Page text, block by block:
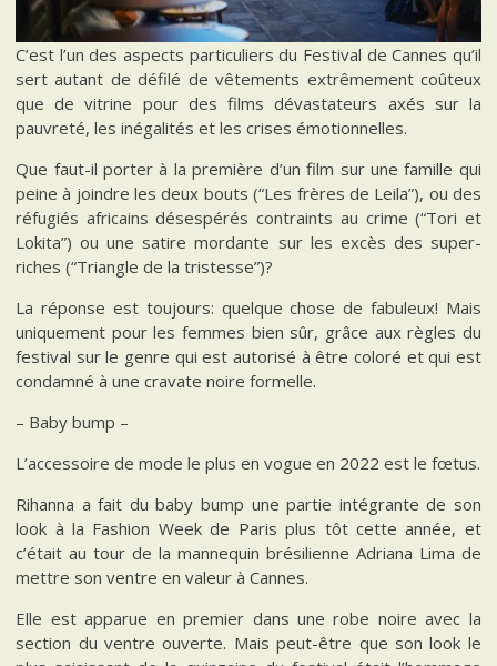
C’est l’un des aspects particuliers du Festival de Cannes qu’il
sert autant de défilé de vêtements extrêmement coûteux
que de vitrine pour des films dévastateurs axés sur la
pauvreté, les inégalités et les crises émotionnelles.
Que faut-il porter à la première d’un film sur une famille qui
peine à joindre les deux bouts (“Les frères de Leila”), ou des
réfugiés africains désespérés contraints au crime (“Tori et
Lokita”) ou une satire mordante sur les excès des super-
riches (“Triangle de la tristesse”)?
La réponse est toujours: quelque chose de fabuleux! Mais
uniquement pour les femmes bien sûr, grâce aux règles du
festival sur le genre qui est autorisé à être coloré et qui est
condamné à une cravate noire formelle.
– Baby bump –
L’accessoire de mode le plus en vogue en 2022 est le fœtus.
Rihanna a fait du baby bump une partie intégrante de son
look à la Fashion Week de Paris plus tôt cette année, et
c’était au tour de la mannequin brésilienne Adriana Lima de
mettre son ventre en valeur à Cannes.
Elle est apparue en premier dans une robe noire avec la
section du ventre ouverte. Mais peut-être que son look le